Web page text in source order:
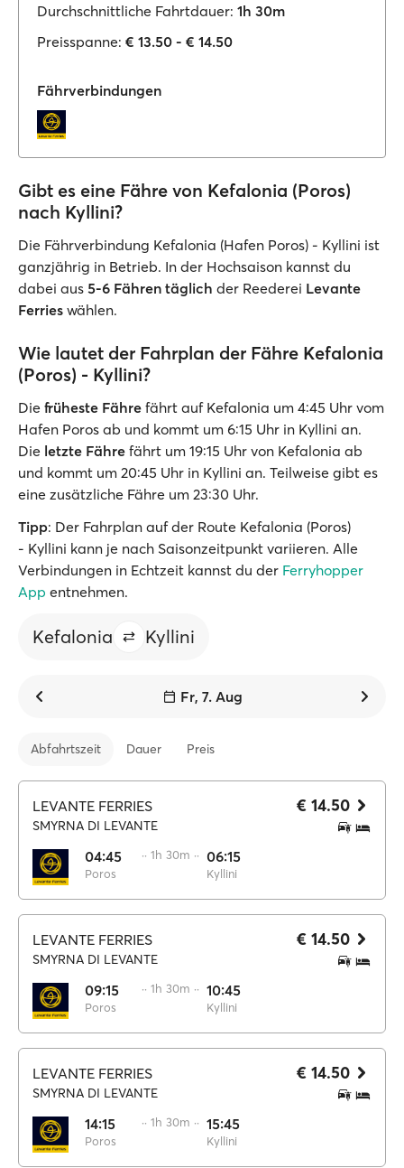
Durchschnittliche Fahrtdauer: 1h 30m
Preisspanne: € 13.50 - € 14.50
Fährverbindungen
Gibt es eine Fähre von Kefalonia (Poros)
nach Kyllini?
Die Fährverbindung Kefalonia (Hafen Poros) - Kyllini ist
ganzjährig in Betrieb. In der Hochsaison kannst du
dabei aus 5-6 Fähren täglich der Reederei Levante
Ferries wählen.
Wie lautet der Fahrplan der Fähre Kefalonia
(Poros) - Kyllini?
Die früheste Fähre fährt auf Kefalonia um 4:45 Uhr vom
Hafen Poros ab und kommt um 6:15 Uhr in Kyllini an.
Die letzte Fähre fährt um 19:15 Uhr von Kefalonia ab
und kommt um 20:45 Uhr in Kyllini an. Teilweise gibt es
eine zusätzliche Fähre um 23:30 Uhr.
Tipp: Der Fahrplan auf der Route Kefalonia (Poros)
- Kyllini kann je nach Saisonzeitpunkt variieren. Alle
Verbindungen in Echtzeit kannst du der Ferryhopper
App entnehmen.
Kefalonia Kyllini
Fr, 7. Aug
Abfahrtszeit Dauer Preis
LEVANTE FERRIES
SMYRNA DI LEVANTE
04:45
Poros
·· 1h 30m ·· 06:15
Kyllini
€ 14.50
LEVANTE FERRIES
SMYRNA DI LEVANTE
09:15
Poros
·· 1h 30m ·· 10:45
Kyllini
€ 14.50
LEVANTE FERRIES
SMYRNA DI LEVANTE
14:15
Poros
·· 1h 30m ·· 15:45
Kyllini
€ 14.50